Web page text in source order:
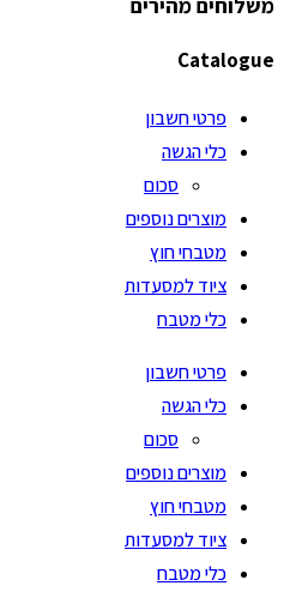
Catalogue
פרטי חשבון
כלי הגשה
סכום
מוצרים נוספים
מטבחי חוץ
ציוד למסעדות
כלי מטבח
פרטי חשבון
כלי הגשה
סכום
מוצרים נוספים
מטבחי חוץ
ציוד למסעדות
כלי מטבח